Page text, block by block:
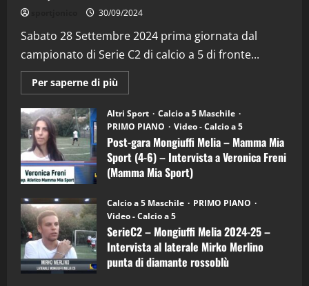
30/09/2024
Sabato 28 Settembre 2024 prima giornata dal
campionato di Serie C2 di calcio a 5 di fronte...
Per saperne di più
informazioni
Post-
gara
Mongiuffi
Melia
–
Mamma
Mia
Sport
6)
–
Intervista
a
mister
Arturo
Carciotto
(Mongiuffi
Altri Sport
Calcio a 5 Maschile
PRIMO PIANO
Video - Calcio a 5
Post-gara Mongiuffi Melia – Mamma Mia
Sport (4-6) – Intervista a Veronica Freni
(Mamma Mia Sport)
Calcio a 5 Maschile
PRIMO PIANO
Video - Calcio a 5
SerieC2 – Mongiuffi Melia 2024-25 –
Intervista al laterale Mirko Merlino
punta di diamante rossoblù
2 28/04/2026
"SportEmpire" in Podcast
(Martedi 21 Aprile 2026)
21/04/2026
"SportEmpire" in Podcast Sport News
“SportEmpire” in Podcast: 27^ Puntata
(Martedi 14 Aprile 2026)
"SportEmpire" in Podcast
“SportEmpire” in Podcast: 26^ Puntata
(Martedi 07 Aprile 2026)